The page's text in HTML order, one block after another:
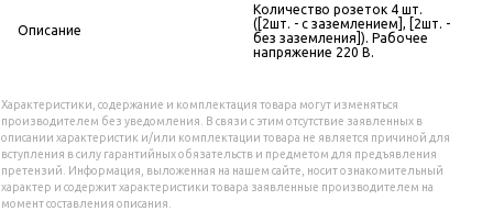
Описание
Количество розеток 4 шт.
([2шт. - с заземлением], [2шт. -
без заземления]). Рабочее
напряжение 220 В.
Характеристики, содержание и комплектация товара могут изменяться
производителем без уведомления. В связи с этим отсутствие заявленных в
описании характеристик и/или комплектации товара не является причиной для
вступления в силу гарантийных обязательств и предметом для предъявления
претензий. Информация, выложенная на нашем сайте, носит ознакомительный
характер и содержит характеристики товара заявленные производителем на
момент составления описания.